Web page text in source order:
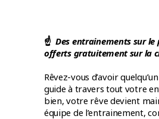
☝️Des entrainements sur
offerts gratuitement sur la
Rêvez-vous d’avoir
guide à travers tout votre
bien, votre rêve devient
équipe de l’entrainement,